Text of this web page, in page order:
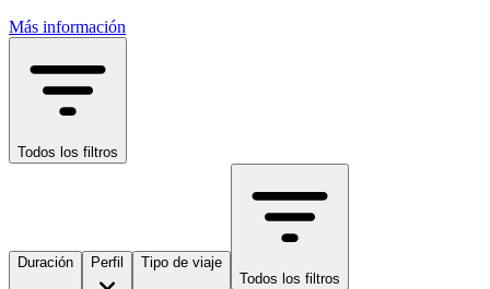
Más información
Todos los filtros
Duración Perfil
Tipo de viaje
Todos los filtros